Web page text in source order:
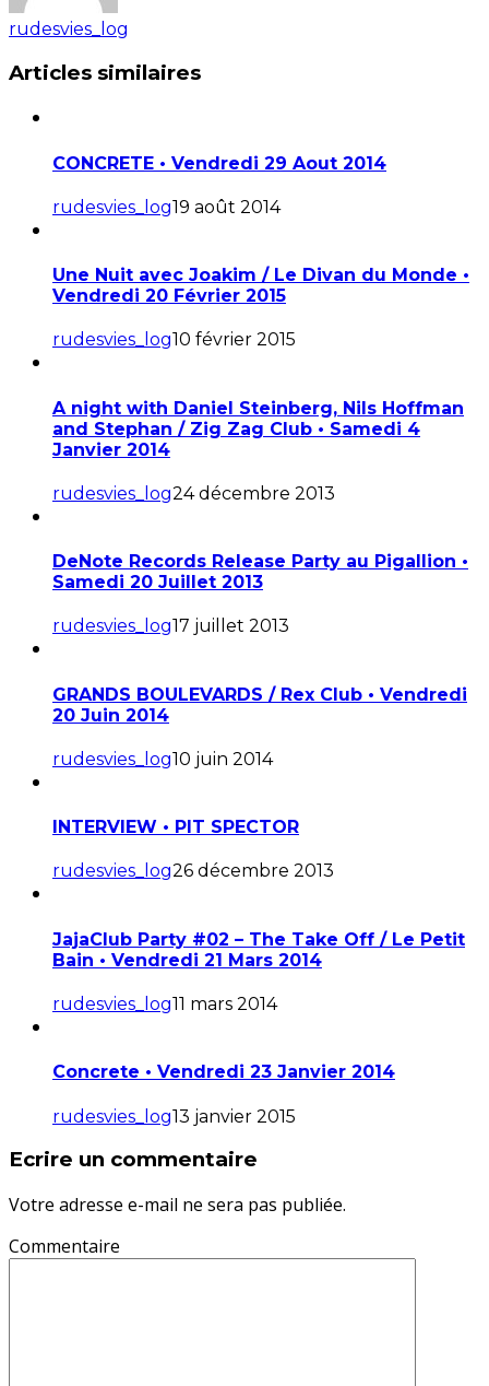
rudesvies_log
Articles similaires
CONCRETE • Vendredi 29 Aout 2014
rudesvies_log19 août 2014
Une Nuit avec Joakim / Le Divan du Monde •
Vendredi 20 Février 2015
rudesvies_log10 février 2015
A night with Daniel Steinberg, Nils Hoffman
and Stephan / Zig Zag Club • Samedi 4
Janvier 2014
rudesvies_log24 décembre 2013
DeNote Records Release Party au Pigallion •
Samedi 20 Juillet 2013
rudesvies_log17 juillet 2013
GRANDS BOULEVARDS / Rex Club • Vendredi
20 Juin 2014
rudesvies_log10 juin 2014
INTERVIEW • PIT SPECTOR
rudesvies_log26 décembre 2013
JajaClub Party #02 – The Take Off / Le Petit
Bain • Vendredi 21 Mars 2014
rudesvies_log11 mars 2014
Concrete • Vendredi 23 Janvier 2014
rudesvies_log13 janvier 2015
Ecrire un commentaire
Votre adresse e-mail ne sera pas publiée.
Commentaire